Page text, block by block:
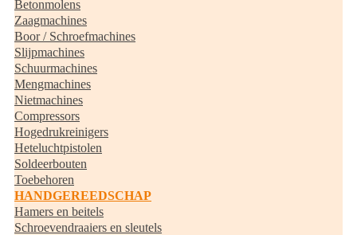
Betonmolens
Zaagmachines
Boor / Schroefmachines
Slijpmachines
Schuurmachines
Mengmachines
Nietmachines
Compressors
Hogedrukreinigers
Heteluchtpistolen
Soldeerbouten
Toebehoren
HANDGEREEDSCHAP
Hamers en beitels
Schroevendraaiers en sleutels